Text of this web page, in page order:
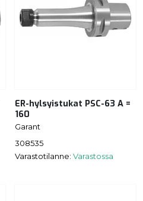
ER-hylsyistukat PSC-63 A =
160
Garant
308535
Varastotilanne: Varastossa